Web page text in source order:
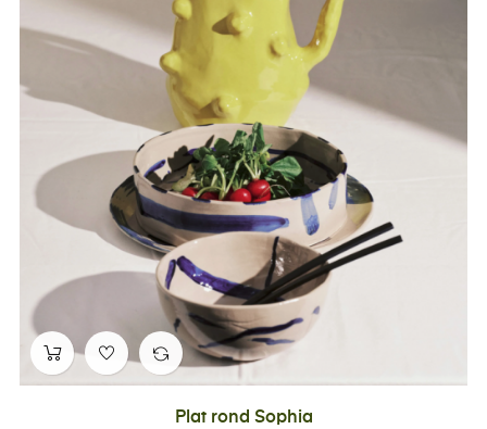
Plat rond Sophia